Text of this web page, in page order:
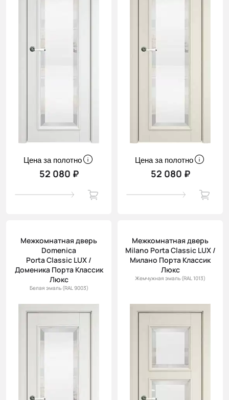
Цена за полотно
52 080 ₽
Цена за полотно
52 080 ₽
Межкомнатная дверь
Domenica
Porta Classic LUX /
Доменика Порта Классик
Люкс
Белая эмаль (RAL 9003)
Межкомнатная дверь
Milano Porta Classic LUX /
Милано Порта Классик
Люкс
Жемчужная эмаль (RAL 1013)